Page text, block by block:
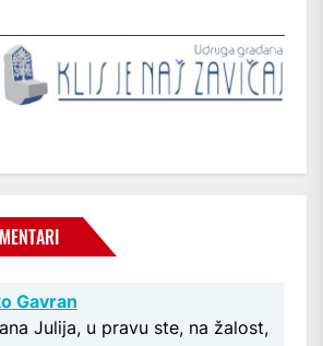
Gavran
Julija, u pravu ste, na žalost,